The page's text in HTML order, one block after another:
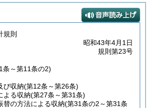
規則
昭和43年4月1日
規則第23号
条～第11条の2)
び収納(第12条～第26条)
よる収納(第27条～第31条)
替の方法による収納(第31条の2～第31条